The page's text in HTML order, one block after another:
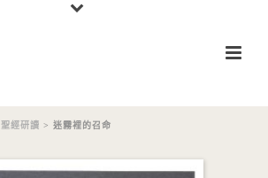
聖經研讀 > 迷霧裡的召命